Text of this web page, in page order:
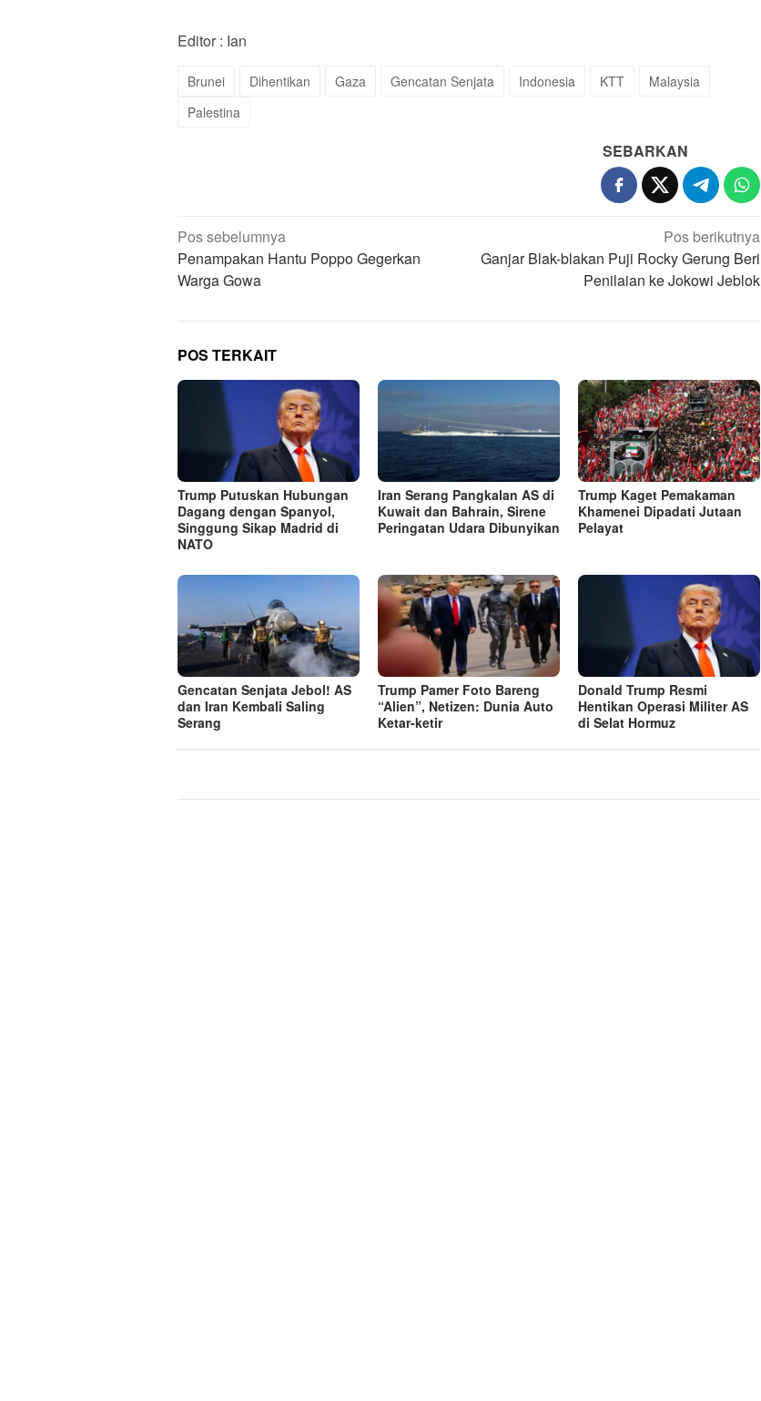
Editor : Ian
Brunei Dihentikan Gaza Gencatan Senjata Indonesia KTT
Malaysia
Palestina
SEBARKAN
Navigasi
pos
Pos sebelumnya
Penampakan Hantu Poppo Gegerkan
Warga Gowa
Pos berikutnya
Ganjar Blak-blakan Puji Rocky Gerung Beri
Penilaian ke Jokowi Jeblok
POS TERKAIT
Trump Putuskan Hubungan
Dagang dengan Spanyol,
Singgung Sikap Madrid di
NATO
Iran Serang Pangkalan AS di
Kuwait dan Bahrain, Sirene
Peringatan Udara Dibunyikan
Trump Kaget Pemakaman
Khamenei Dipadati Jutaan
Pelayat
Gencatan Senjata Jebol! AS
dan Iran Kembali Saling
Serang
Trump Pamer Foto Bareng
“Alien”, Netizen: Dunia Auto
Ketar-ketir
Donald Trump Resmi
Hentikan Operasi Militer AS
di Selat Hormuz